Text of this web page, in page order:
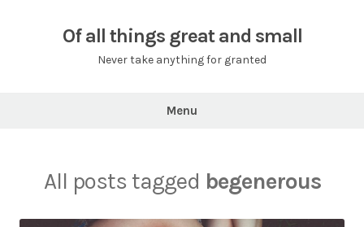
Of all things great and small
Never take anything for granted
Menu
All posts tagged begenerous